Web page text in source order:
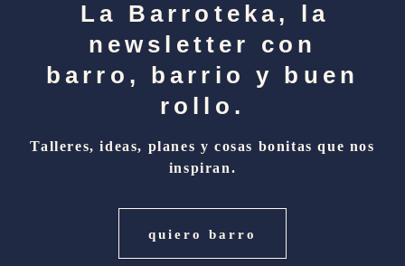
La Barroteka, la
newsletter con
barro, barrio y buen
rollo.
Talleres, ideas, planes y cosas bonitas que nos
inspiran.
quiero barro